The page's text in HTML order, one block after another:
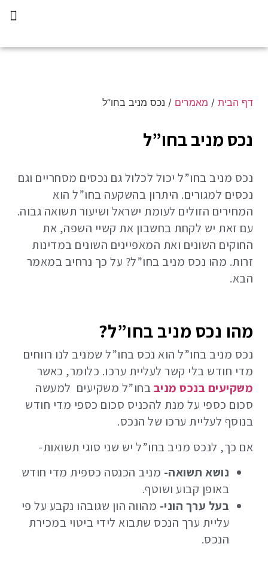
דף הבית / מאמרים / נכס מניב בחו”ל
נכס מניב בחו”ל
נכס מניב בחו”ל יכול לכלול גם נכסים מסחריים וגם
נכסים למגורים. היתרון בהשקעה בחו”ל הוא
המחירים הזולים לעומת ישראל ושיעור תשואה גבוה.
עם זאת יש לקחת בחשבון את קשיי השפה, את
החוקים השונים ואת המאפיינים השונים במדינות
זרות. מהו נכס מניב בחו”ל? על כך נרחיב במאמר
הבא.
מהו נכס מניב בחו”ל?
נכס מניב בחו”ל הוא נכס בחו”ל שמניב לנו רווחים
מדי חודש בלי קשר לעליית ערכו. כלומר, כאשר
משקיעים בנכס מניבבחו”ל משקיעים למעשה
סכום כספי על מנת להכניס סכום כספי מדי חודש
בנוסף לעליית ערכו של הנכס.
אם כך, לנכס מניב בחו”ל יש שני סוגי תשואות-
נושא תשואה- מניב הכנסה כספית מדי חודש
באופן קבוע ושוטף.
בעל ערך הוני- מהווה הון שגובהו נקבע על פי
עליית ערך הנכס שתבוא לידי ביטוי במכירת
הנכס.